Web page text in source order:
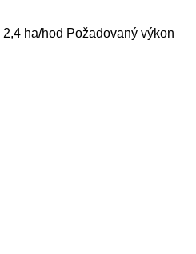
2,4 ha/hod Požadovaný výkon